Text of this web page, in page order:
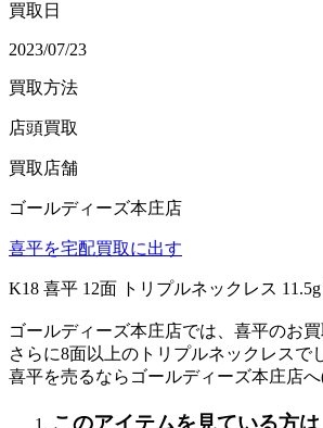
買取日
2023/07/23
買取方法
店頭買取
買取店舗
ゴールディーズ本庄店
喜平を宅配買取に出す
K18 喜平 12面 トリプルネックレス
ゴールディーズ本庄店では、喜平のお買
さらに8面以上のトリプルネックレスで
喜平を売るならゴールディーズ本庄店
このアイテムを見ている方